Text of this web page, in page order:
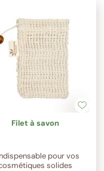
Filet à savon
pour vos
solides